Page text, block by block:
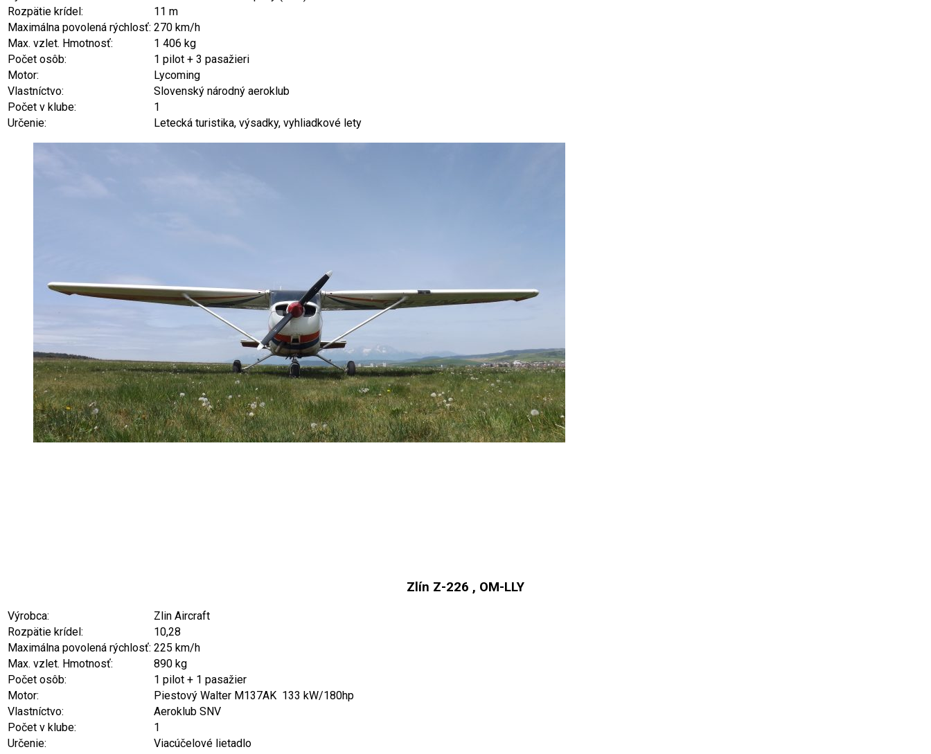
Rozpätie krídel:
11 m
Maximálna povolená rýchlosť: 270 km/h
Max. vzlet. Hmotnosť:
1 406 kg
Počet osôb:
1 pilot + 3 pasažieri
Motor:
Lycoming
Vlastníctvo:
Slovenský národný aeroklub
Počet v klube:
1
Určenie:
Letecká turistika, výsadky, vyhliadkové lety
Zlín Z-226 , OM-LLY
Výrobca:
Zlin Aircraft
Rozpätie krídel:
10,28
Maximálna povolená rýchlosť: 225 km/h
Max. vzlet. Hmotnosť:
890 kg
Počet osôb:
1 pilot + 1 pasažier
Motor:
Piestový Walter M137AK 133 kW/180hp
Vlastníctvo:
Aeroklub SNV
Počet v klube:
1
Určenie:
Viacúčelové lietadlo